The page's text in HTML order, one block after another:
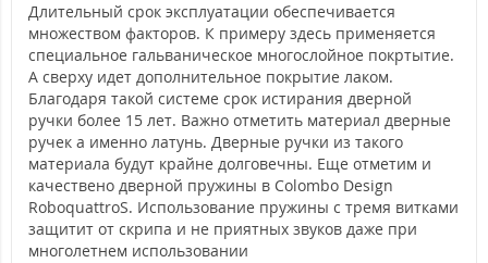
Длительный срок эксплуатации обеспечивается
множеством факторов. К примеру здесь применяется
специальное гальваническое многослойное покртытие.
А сверху идет дополнительное покрытие лаком.
Благодаря такой системе срок истирания дверной
ручки более 15 лет. Важно отметить материал дверные
ручек а именно латунь. Дверные ручки из такого
материала будут крайне долговечны. Еще отметим и
качествено дверной пружины в Colombo Design
RoboquattroS. Использование пружины с тремя витками
защитит от скрипа и не приятных звуков даже при
многолетнем использовании